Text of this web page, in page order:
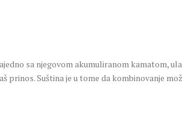
sa njegovom akumuliranom kamatom,
prinos. Suština je u tome da kombinovanje